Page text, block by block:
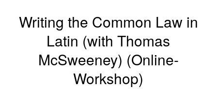
Writing the Common Law in
Latin (with Thomas
McSweeney) (Online-
Workshop)